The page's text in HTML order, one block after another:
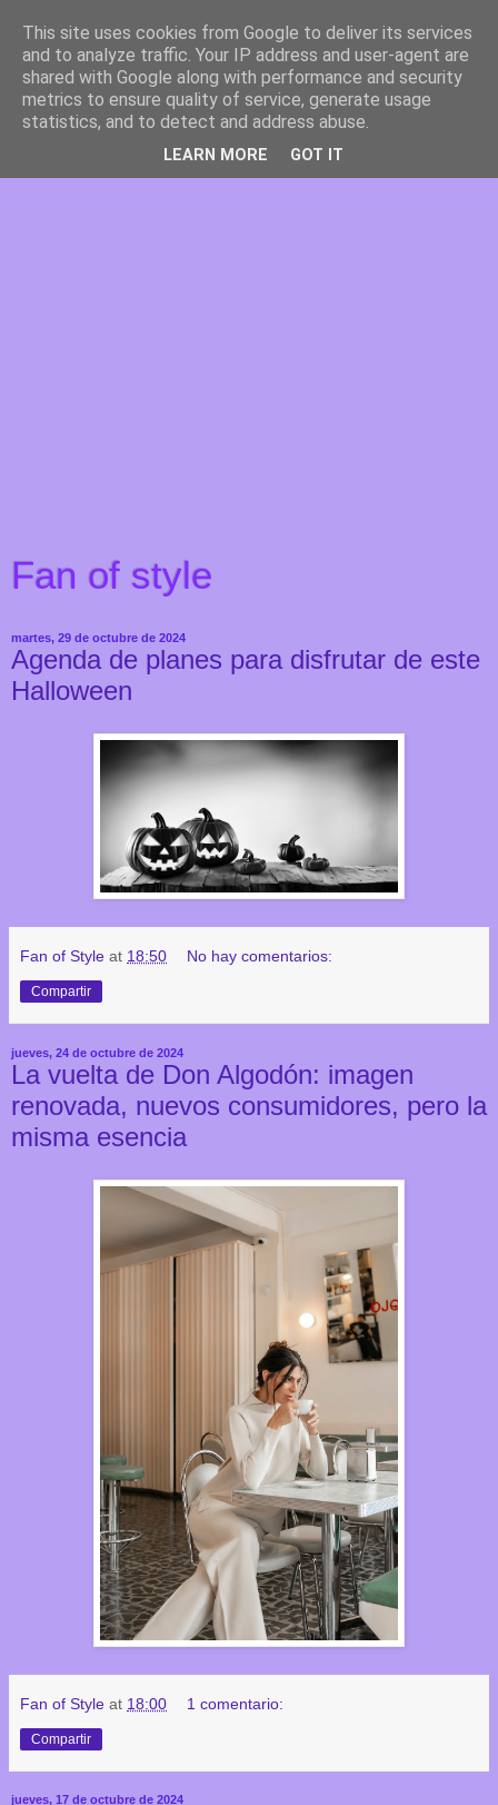
Fan of style
martes, 29 de octubre de 2024
Agenda de planes para disfrutar de este
Halloween
Fan of Style at 18:50 No hay comentarios:
Compartir
jueves, 24 de octubre de 2024
La vuelta de Don Algodón: imagen
renovada, nuevos consumidores, pero la
misma esencia
Fan of Style at 18:00 1 comentario:
Compartir
jueves, 17 de octubre de 2024
This site uses cookies from Google to deliver its services
and to analyze traffic. Your IP address and user-agent are
shared with Google along with performance and security
metrics to ensure quality of service, generate usage
statistics, and to detect and address abuse.
LEARN MORE GOT IT